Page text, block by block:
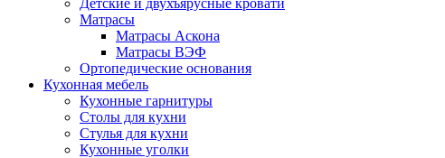
Детские и двухъярусные кровати
Матрасы
Матрасы Аскона
Матрасы ВЭФ
Ортопедические основания
Кухонная мебель
Кухонные гарнитуры
Столы для кухни
Стулья для кухни
Кухонные уголки